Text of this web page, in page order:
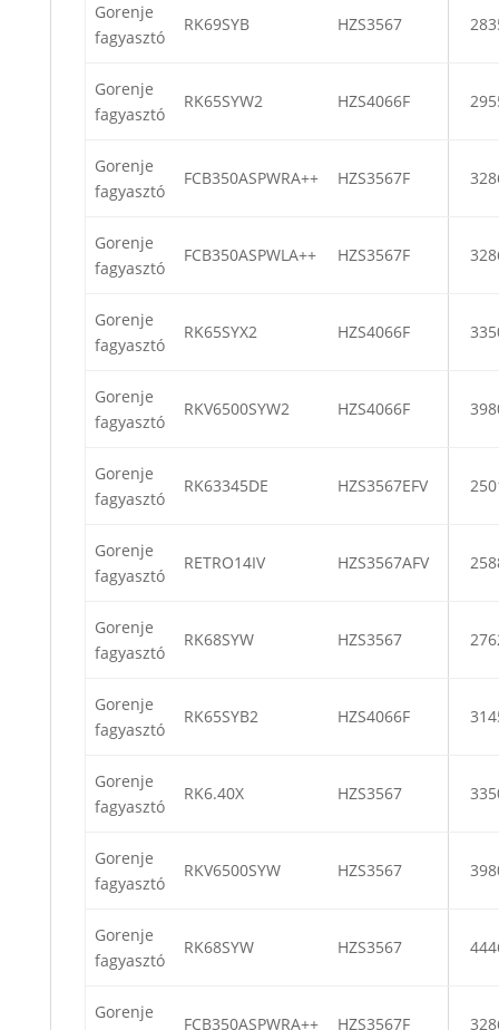
Gorenje
fagyasztó
RK69SYB HZS3567
Gorenje
fagyasztó
RK65SYW2 HZS4066F
Gorenje
fagyasztó
FCB350ASPWRA++ HZS3567F
Gorenje
fagyasztó
FCB350ASPWLA++ HZS3567F
Gorenje
fagyasztó
RK65SYX2 HZS4066F
Gorenje
fagyasztó
RKV6500SYW2 HZS4066F
Gorenje
fagyasztó
RK63345DE HZS3567EFV
Gorenje
fagyasztó
RETRO14IV HZS3567AFV
Gorenje
fagyasztó
RK68SYW HZS3567
Gorenje
fagyasztó
RK65SYB2 HZS4066F
Gorenje
fagyasztó
RK6.40X HZS3567
Gorenje
fagyasztó
RKV6500SYW HZS3567
Gorenje
fagyasztó
RK68SYW HZS3567
Gorenje
FCB350ASPWRA++ HZS3567F